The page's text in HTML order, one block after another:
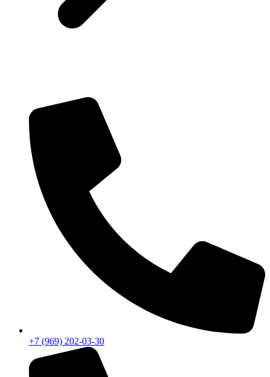
+7 (969) 202-03-30